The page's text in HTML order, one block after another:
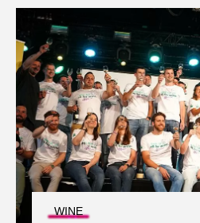
WINE